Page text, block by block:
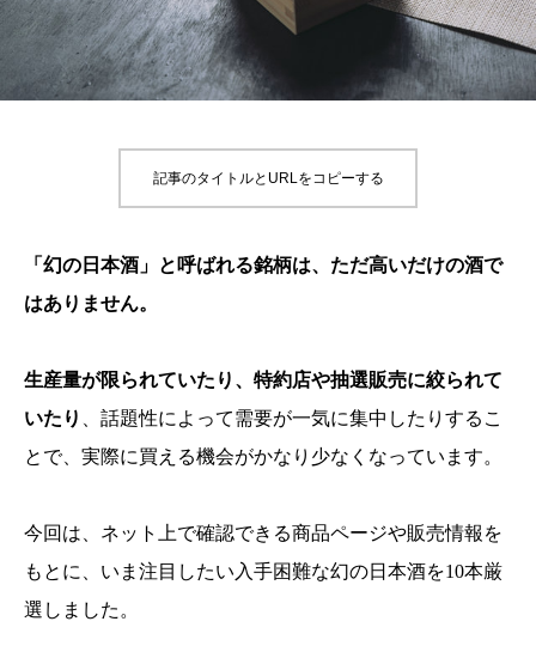
記事のタイトルとURLをコピーする
「幻の日本酒」と呼ばれる銘柄は、ただ高いだけの酒で
はありません。
生産量が限られていたり、特約店や抽選販売に絞られて
いたり
、話題性によって需要が一気に集中したりするこ
とで、実際に買える機会がかなり少なくなっています。
今回は、ネット上で確認できる商品ページや販売情報を
もとに、いま注目したい入手困難な幻の日本酒を10本厳
選しました。